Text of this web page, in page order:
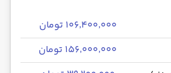
۱۰۶٬۴۰۰٬۰۰۰ تومان
۱۵۶٬۰۰۰٬۰۰۰ تومان